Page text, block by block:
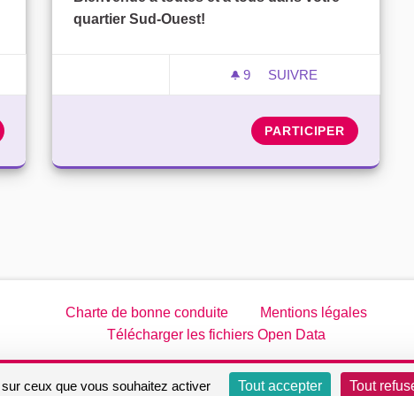
quartier Sud-Ouest!
9 9 ABONNÉS
SUIVRE
PARTICIPER
Charte de bonne conduite
Mentions légales
Télécharger les fichiers Open Data
Site réalisé parOpen Source Politics
grâce aulogiciel libre
ceux que vous souhaitez activer Tout accepter Tout